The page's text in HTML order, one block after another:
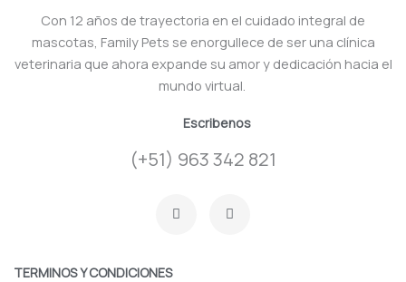
Con 12 años de trayectoria en el cuidado integral de
mascotas, Family Pets se enorgullece de ser una clínica
veterinaria que ahora expande su amor y dedicación hacia el
mundo virtual.
Escribenos
(+51) 963 342 821
a n
TERMINOS Y CONDICIONES